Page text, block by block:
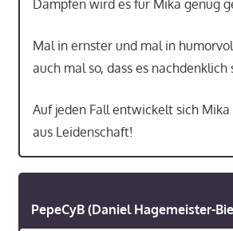
Dampfen wird es für Mika genug
Mal in ernster und mal in
auch mal so, dass es nachdenklich
Auf jeden Fall entwickelt sich
aus Leidenschaft!
PepeCyB (Daniel Hagemeister-